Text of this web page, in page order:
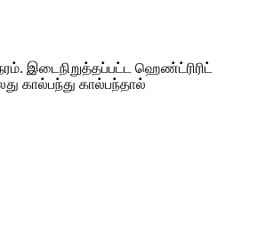
இடைநிறுத்தப்பட்ட ஹெண்ட்ரிரிட்
கால்பந்து கால்பந்தால்